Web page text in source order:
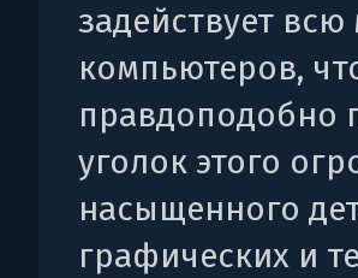
задействует
компьютеров,
правдоподобно
уголок этого
насыщенного
графических и